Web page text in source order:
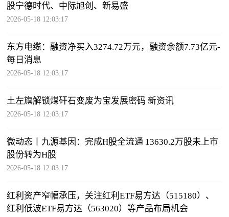
股宁德时代、中际旭创、新易盛
2026-05-18 12:03:17
东方电缆：融资净买入3274.72万元，融资余额7.73亿元-
每日消息
2026-05-18 12:03:17
土左旗解锁煤矸石变废为宝发展密码 新资讯
2026-05-18 12:03:17
微动态丨九源基因：完成H股全流通 13630.2万股未上市
股份转为H股
2026-05-18 12:03:17
红利资产窄幅承压，关注红利ETF易方达（515180）、
红利低波ETF易方达（563020）等产品布局机会